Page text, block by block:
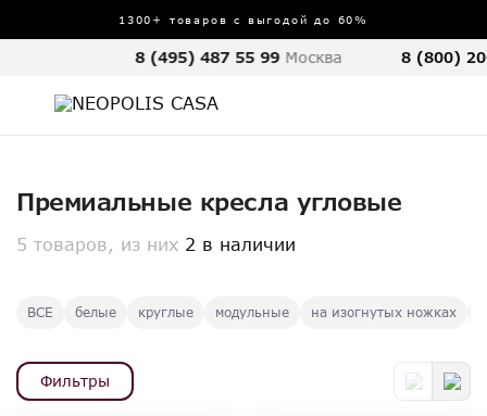
1300+ товаров с выгодой до 60%
8 (495) 487 55 99 Москва 8 (800)
Премиальные кресла угловые
5 товаров, из них 2 в наличии
ВСЕ белые круглые модульные на изогнутых ножках
Фильтры